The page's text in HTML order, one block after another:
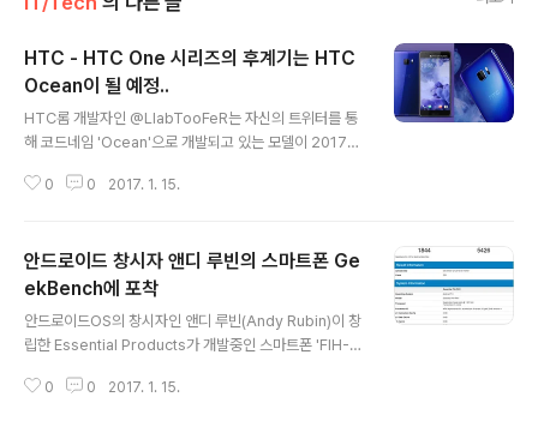
HTC - HTC One 시리즈의 후계기는 HTC
Ocean이 될 예정..
HTC롬 개발자인 @LlabTooFeR는 자신의 트위터를 통
해 코드네임 'Ocean'으로 개발되고 있는 모델이 2017년
한, Ocean Master로 개발중인 모델은 취소되었으며, 스
은 스냅드래곤 835를 탑재할 가능성이 매우 높아졌습니
다.* 현재까지 루머로는 5.2인치대의 QHD 디스플레이와
스냅드래곤 835, 듀얼카메라, 센스터치를 적용한다고 알
려짐 * 최근 HTC CFO인 Chialin Chang가 Engadget
출시할 계획이며, 지난해까지 플래그쉽이였던 HTC One
0 0 2017. 1. 15.
안드로이드 창시자 앤디 루빈의 스마트폰 Ge
ekBench에 포착
안드로이드OS의 창시자인 앤디 루빈(Andy Rubin)이 창
립한 Essential Products가 개발중인 스마트폰 'FIH-P
인터뷰를 통해 Essential 에서 스마트폰 및 태블릿, 사물
0 0 2017. 1. 15.